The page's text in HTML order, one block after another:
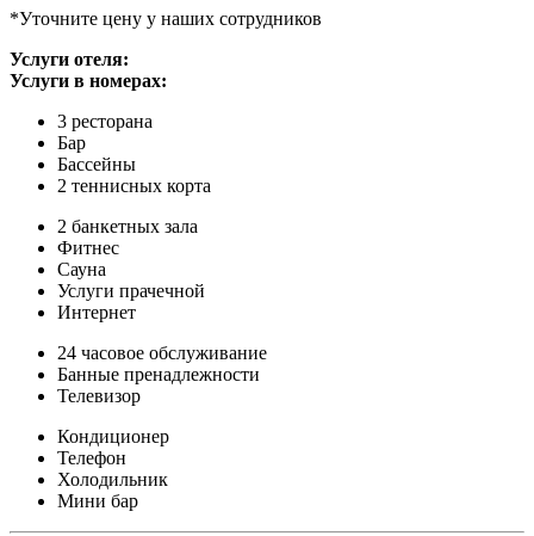
*Уточните цену у наших сотрудников
Услуги отеля:
Услуги в номерах:
3 ресторана
Бар
Бассейны
2 теннисных корта
2 банкетных зала
Фитнес
Сауна
Услуги прачечной
Интернет
24 часовое обслуживание
Банные пренадлежности
Телевизор
Кондиционер
Телефон
Холодильник
Мини бар